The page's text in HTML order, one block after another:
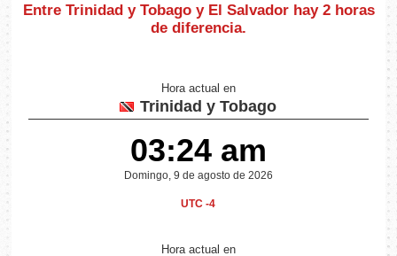
Entre Trinidad y Tobago y El Salvador hay 2 horas
de diferencia.
Hora actual en
Trinidad y Tobago
03:24 am
Domingo, 9 de agosto de 2026
UTC -4
Hora actual en